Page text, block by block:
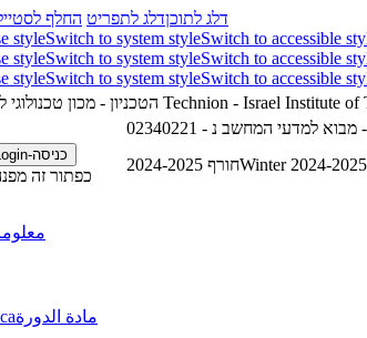
דלג לתוכןדלג לתפריט החלף
styleSwitch to system styleSwitch to accessible
styleSwitch to system styleSwitch to accessible
styleSwitch to system styleSwitch to accessible
Technion - Israel Institute of
כניסה-Login
כפתור זה
חורף 2024-2025Winter 2024-2025
مادة الدورة